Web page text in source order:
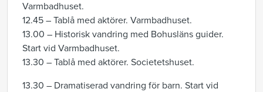
Varmbadhuset.
12.45 – Tablå med aktörer. Varmbadhuset.
13.00 – Historisk vandring med Bohusläns guider.
Start vid Varmbadhuset.
13.30 – Tablå med aktörer. Societetshuset.
13.30 – Dramatiserad vandring för barn. Start vid